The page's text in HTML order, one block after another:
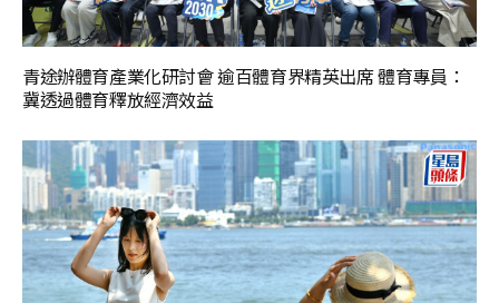
青途辦體育產業化研討會 逾百體育界精英出席 體育專員：
冀透過體育釋放經濟效益